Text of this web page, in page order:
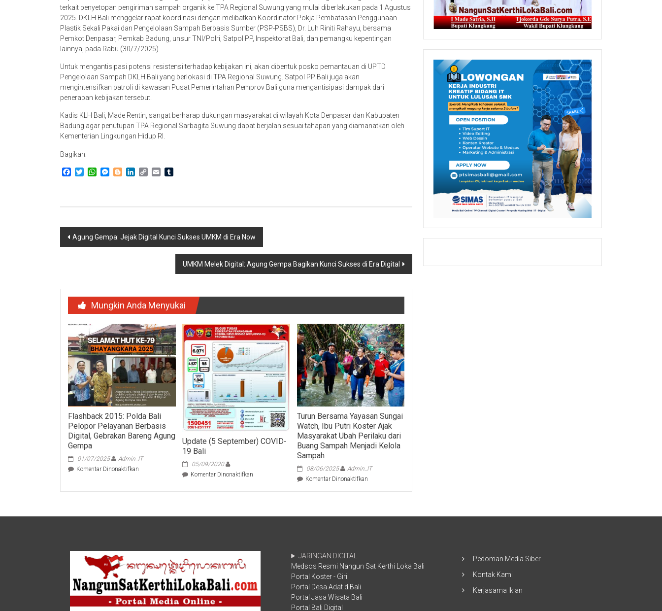
terkait penyetopan pengiriman sampah organik ke TPA Regional Suwung yang mulai diberlakukan pada 1 Agustus
2025. DKLH Bali menggelar rapat koordinasi dengan melibatkan Koordinator Pokja Pembatasan Penggunaan
Plastik Sekali Pakai dan Pengelolaan Sampah Berbasis Sumber (PSP-PSBS), Dr. Luh Riniti Rahayu, bersama
Pemkot Denpasar, Pemkab Badung, unsur TNI/Polri, Satpol PP, Inspektorat Bali, dan pemangku kepentingan
lainnya, pada Rabu (30/7/2025).
Untuk mengantisipasi potensi resistensi terhadap kebijakan ini, akan dibentuk posko pemantauan di UPTD
Pengelolaan Sampah DKLH Bali yang berlokasi di TPA Regional Suwung. Satpol PP Bali juga akan
mengintensifkan patroli di kawasan Pusat Pemerintahan Pemprov Bali guna mengantisipasi dampak dari
penerapan kebijakan tersebut.
Kadis KLH Bali, Made Rentin, sangat berharap dukungan masyarakat di wilayah Kota Denpasar dan Kabupaten
Badung agar penutupan TPA Regional Sarbagita Suwung dapat berjalan sesuai tahapan yang diamanatkan oleh
Kementerian Lingkungan Hidup RI.
Bagikan:
Facebook
TwitterWhatsApp
Messenger
BloggerLinkedIn
Copy Email
Navigasi
Agung Gempa: Jejak Digital Kunci Sukses UMKM di Era Now
UMKM Melek Digital: Agung Gempa Bagikan Kunci Sukses di Era Digital
Mungkin Anda Menyukai
Flashback 2015: Polda Bali
Pelopor Pelayanan Berbasis
Digital, Gebrakan Bareng Agung
Gempa
01/07/2025
Admin_IT
Komentar Dinonaktifkan
Agung
Gempa
Update (5 September) COVID-
19 Bali
05/09/2020
Komentar Dinonaktifkan
(5
19
Turun Bersama Yayasan Sungai
Watch, Ibu Putri Koster Ajak
Masyarakat Ubah Perilaku dari
Buang Sampah Menjadi Kelola
Sampah
08/06/2025
Admin_IT
Komentar Dinonaktifkanpada
Masyarakat
JARINGAN DIGITAL
Medsos Resmi Nangun Sat Kerthi Loka Bali
Portal Koster - Giri
Portal Desa Adat diBali
Portal Jasa Wisata Bali
Portal Bali Digital
Pedoman Media Siber
Kontak Kami
Kerjasama Iklan